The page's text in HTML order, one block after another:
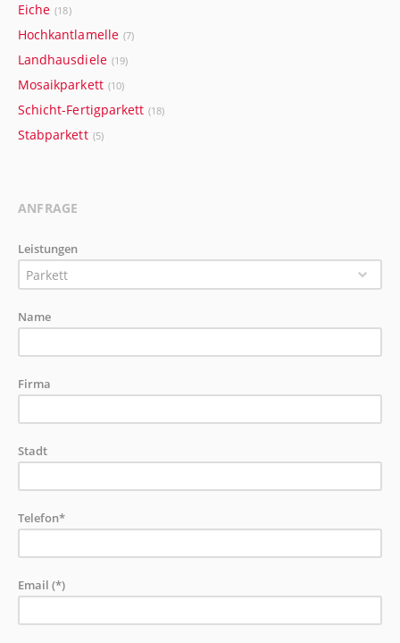
Eiche (18)
Hochkantlamelle (7)
Landhausdiele (19)
Mosaikparkett (10)
Schicht-Fertigparkett (18)
Stabparkett (5)
ANFRAGE
Leistungen
Parkett
Name
Firma
Stadt
Telefon*
Email (*)